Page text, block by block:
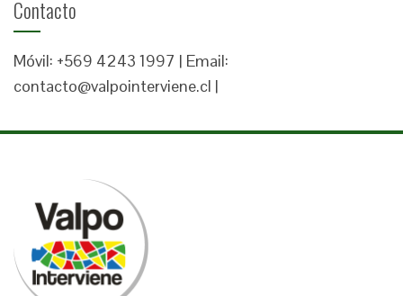
Contacto
Móvil: +569 4243 1997 | Email:
contacto@valpointerviene.cl |